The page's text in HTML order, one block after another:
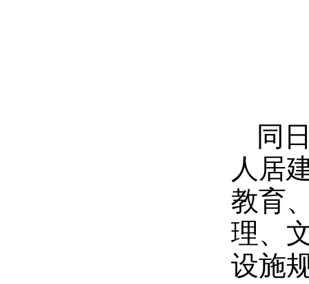
同
人居
教育
理、
设施